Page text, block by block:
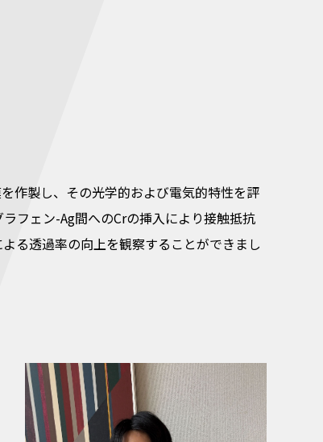
作製し、その光学的および電気的特性を評
フェン-Ag間へのCrの挿入により接触抵抗
る透過率の向上を観察することができまし